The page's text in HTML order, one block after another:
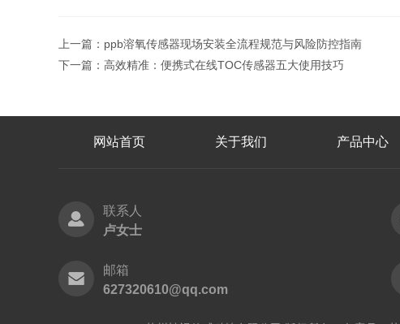
上一篇： ppb溶氧传感器现场安装全流程规范与风险防控指南
下一篇： 高效精准：便携式在线TOC传感器五大使用技巧
网站首页 关于我们 产品中心
联系人
卢女士
邮箱
627320610@qq.com